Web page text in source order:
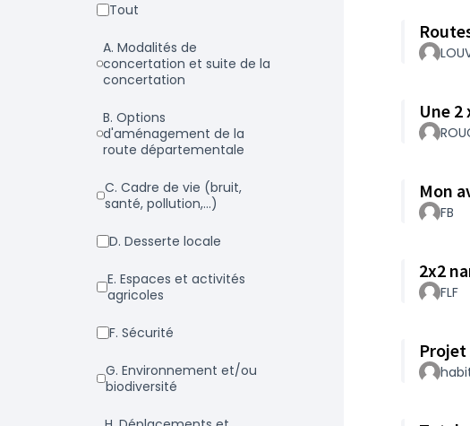
Tout
a. Modalités de
concertation et suite de la
concertation
b. Options
d'aménagement de la
route départementale
c. Cadre de vie (bruit,
santé, pollution,...)
d. Desserte locale
e. Espaces et activités
agricoles
f. Sécurité
g. Environnement et/ou
biodiversité
Mon
FB
2x2
FLF